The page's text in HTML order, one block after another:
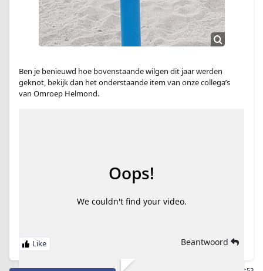
Ben je benieuwd hoe bovenstaande wilgen dit jaar werden
geknot, bekijk dan het onderstaande item van onze collega’s
van Omroep Helmond.
Beantwoord